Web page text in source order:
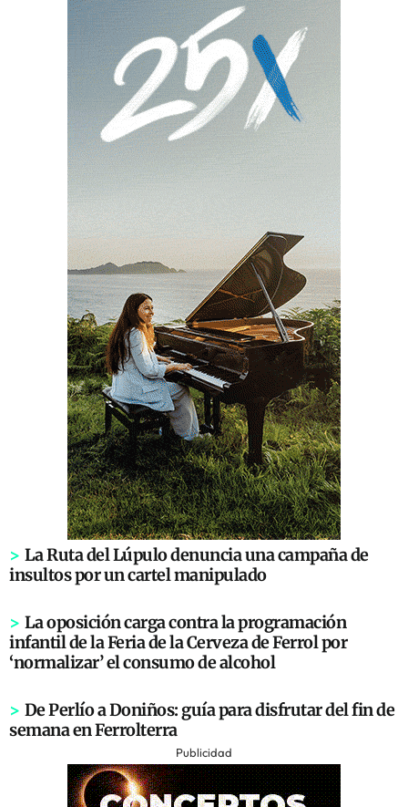
> La Ruta del Lúpulo denuncia una campaña de
insultos por un cartel manipulado
> La oposición carga contra la programación
infantil de la Feria de la Cerveza de Ferrol por
‘normalizar’ el consumo de alcohol
> De Perlío a Doniños: guía para disfrutar del fin de
semana en Ferrolterra
Publicidad